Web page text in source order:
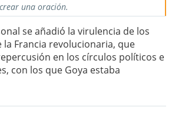
una oración.
se añadió la virulencia de los
la Francia revolucionaria, que
en los círculos políticos e
con los que Goya estaba